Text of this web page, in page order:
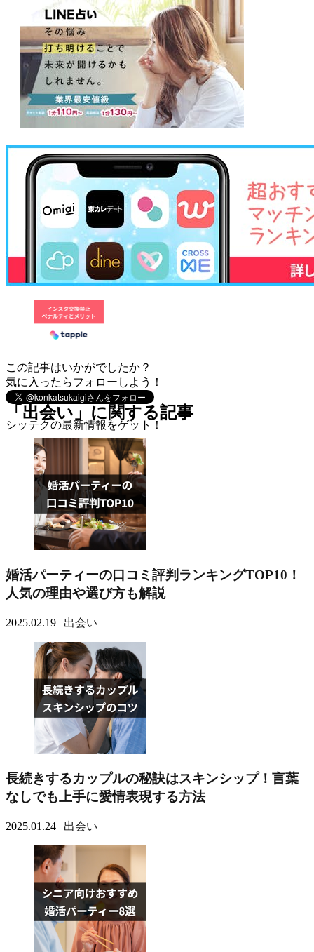
この記事はいかがでしたか？
気に入ったらフォローしよう！
シッテクの最新情報をゲット！
「出会い」に関する記事
婚活パーティーの口コミ評判ランキングTOP10！
人気の理由や選び方も解説
2025.02.19 | 出会い
長続きするカップルの秘訣はスキンシップ！言葉
なしでも上手に愛情表現する方法
2025.01.24 | 出会い